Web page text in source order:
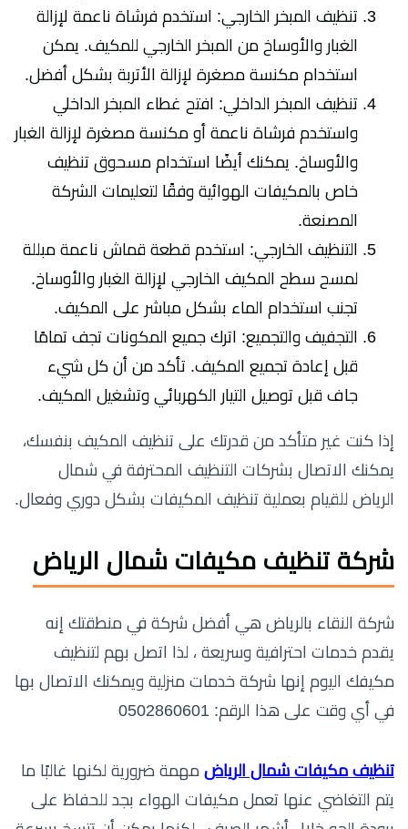
تنظيف المبخر الخارجي: استخدم فرشاة ناعمة لإزالة
الغبار والأوساخ من المبخر الخارجي للمكيف. يمكن
استخدام مكنسة مصغرة لإزالة الأتربة بشكل أفضل.
تنظيف المبخر الداخلي: افتح غطاء المبخر الداخلي
واستخدم فرشاة ناعمة أو مكنسة مصغرة لإزالة الغبار
والأوساخ. يمكنك أيضًا استخدام مسحوق تنظيف
خاص بالمكيفات الهوائية وفقًا لتعليمات الشركة
المصنعة.
التنظيف الخارجي: استخدم قطعة قماش ناعمة مبللة
لمسح سطح المكيف الخارجي لإزالة الغبار والأوساخ.
تجنب استخدام الماء بشكل مباشر على المكيف.
التجفيف والتجميع: اترك جميع المكونات تجف تمامًا
قبل إعادة تجميع المكيف. تأكد من أن كل شيء
جاف قبل توصيل التيار الكهربائي وتشغيل المكيف.
إذا كنت غير متأكد من قدرتك على تنظيف المكيف بنفسك،
يمكنك الاتصال بشركات التنظيف المحترفة في شمال
الرياض للقيام بعملية تنظيف المكيفات بشكل دوري وفعال.
شركة تنظيف مكيفات شمال الرياض
شركة النقاء بالرياض هي أفضل شركة في منطقتك إنه
يقدم خدمات احترافية وسريعة ، لذا اتصل بهم لتنظيف
مكيفك اليوم إنها شركة خدمات منزلية ويمكنك الاتصال بها
في أي وقت على هذا الرقم: 0502860601
تنظيف مكيفات شمال الرياض مهمة ضرورية لكنها غالبًا ما
يتم التغاضي عنها تعمل مكيفات الهواء بجد للحفاظ على